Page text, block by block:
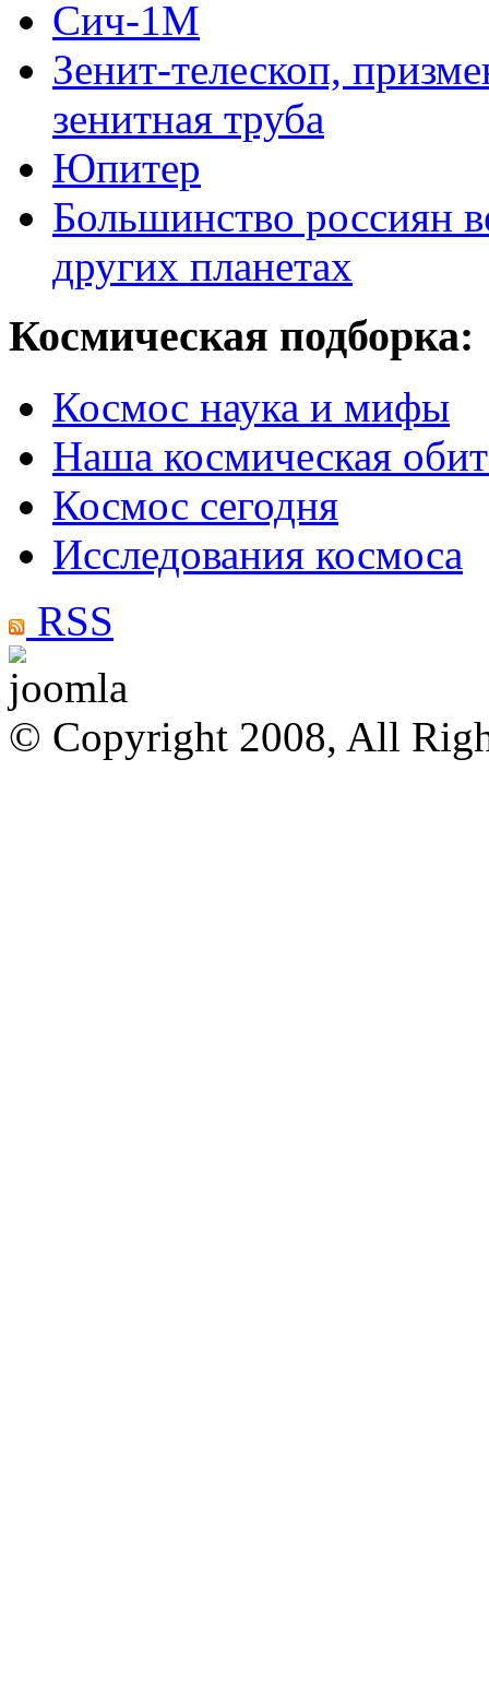
Сич-1М
Зенит-телескоп,
зенитная труба
Юпитер
Большинство россиян
других планетах
Космическая подборка:
Космос наука и мифы
Наша космическая
Космос сегодня
Исследования космоса
RSS
© Copyright 2008, All